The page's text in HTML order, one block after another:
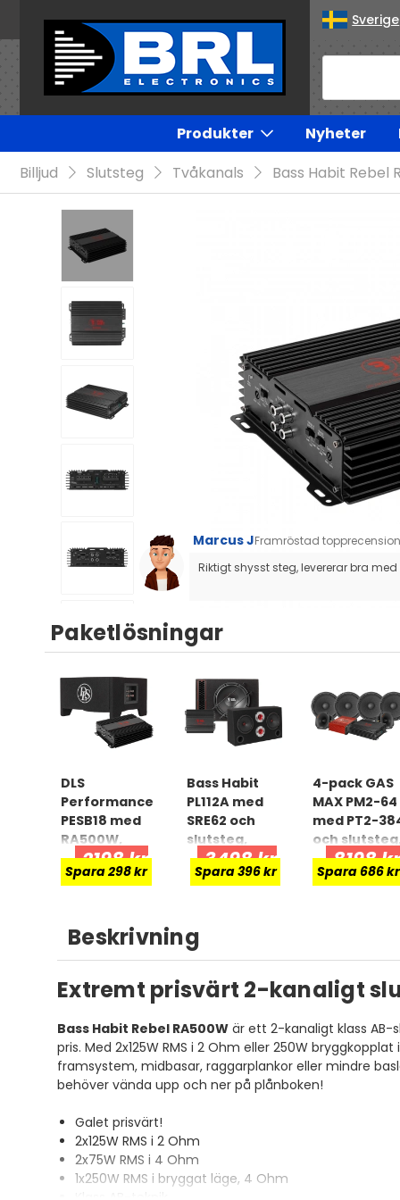
Sverige
Produkter Nyheter
Billjud
Slutsteg Tvåkanals Bass Habit Rebel
Marcus JFramröstad topprecension
Riktigt shysst steg, levererar bra
Paketlösningar
DLS
Performance
PESB18 med
RA500W,
baspaket
2198 kr
Spara 298 kr
Bass Habit
PL112A med
SRE62 och
slutsteg,
raggarpaket
3498 kr
Spara 396 kr
4-pack GAS
MAX PM2-64
med PT2-
och slutsteg,
SPL-paket
8198 kr
Spara 686 kr
Beskrivning
Extremt prisvärt 2-kanaligt
Bass Habit Rebel RA500W är ett 2-kanaligt klass
pris. Med 2x125W RMS i 2 Ohm eller 250W
framsystem, midbasar, raggarplankor eller mindre
behöver vända upp och ner på plånboken!
Galet prisvärt!
2x125W RMS i 2 Ohm
2x75W RMS i 4 Ohm
1x250W RMS i bryggat läge, 4 Ohm